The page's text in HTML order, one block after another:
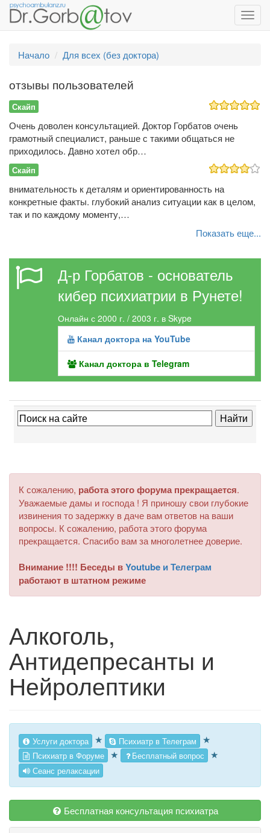
Начало
Для всех (без доктора)
отзывы пользователей
Скайп
Очень доволен консультацией. Доктор Горбатов очень
грамотный специалист, раньше с такими общаться не
приходилось. Давно хотел обр…
Скайп
внимательность к деталям и ориентированность на
конкретные факты. глубокий анализ ситуации как в целом,
так и по каждому моменту,…
Показать еще...
Д-р Горбатов - основатель
кибер психиатрии в Рунете!
Онлайн с 2000 г. / 2003 г. в Skype
Канал доктора на YouTube
Канал доктора в Telegram
К сожалению, работа этого форума прекращается.
Уважаемые дамы и господа ! Я приношу свои глубокие
извинения то задержку в даче вам ответов на ваши
вопросы. К сожалению, работа этого форума
прекращается. Спасибо вам за многолетнее доверие.
Внимание !!!! Беседы вYoutube и Телеграм
работают в штатном режиме
Алкоголь,
Антидепресанты и
Нейролептики
Услуги доктора ★ Психиатр в Телеграм ★
Психиатр в Форуме ★ Бесплатный вопрос ★
Сеанс релаксации
Бесплатная консультация психиатра